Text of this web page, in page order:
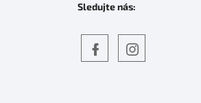
Sledujte nás: